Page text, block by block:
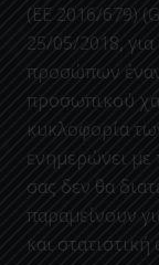
(ΕΕ 2016/679)
25/05/2018,
προσώπων
προσωπικού
κυκλοφορία
ενημερώνει
σας δεν θα
παραμείνουν
και